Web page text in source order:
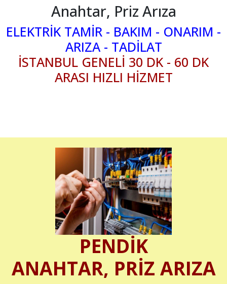
Anahtar, Priz Arıza
ELEKTRİK TAMİR - BAKIM - ONARIM -
ARIZA - TADİLAT
İSTANBUL GENELİ 30 DK - 60 DK
ARASI HIZLI HİZMET
PENDİK
ANAHTAR, PRİZ ARIZA